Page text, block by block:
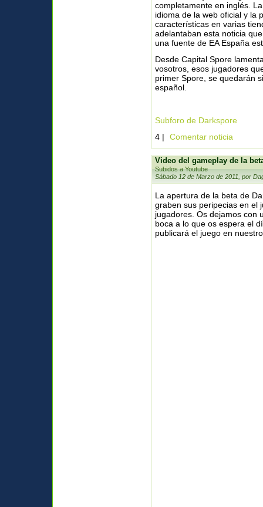
completamente en inglés.
idioma de la web oficial y la
características en varias
adelantaban esta noticia
una fuente de EA España
Desde Capital Spore
vosotros, esos jugadores
primer Spore, se quedarán
español.
Subforo de Darkspore
4 |
Comentar noticia
Video del gameplay de la
Subidos a Youtube
Sábado 12 de Marzo de 2011, por
La apertura de la beta de
graben sus peripecias en el
jugadores. Os dejamos con
boca a lo que os espera el
publicará el juego en